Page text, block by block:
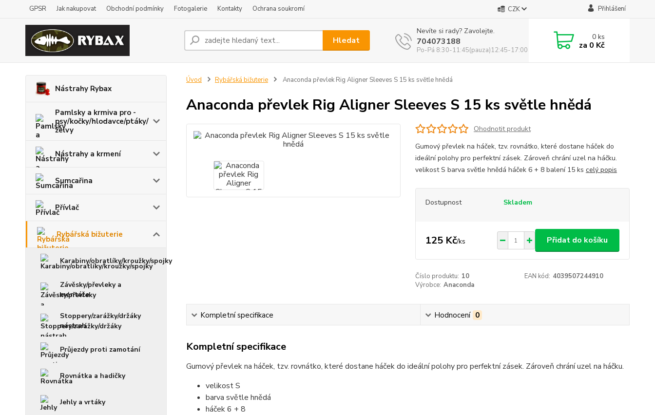
GPSR Jak nakupovat Obchodní podmínky Fotogalerie Kontakty Ochrana soukromí CZK Přihlášení
Hledat
Nevíte si rady? Zavolejte.
704073188
Po-Pá 8:30-11:45(pauza)12:45-17:00
0ks
za 0 Kč
Nástrahy Rybax
Pamlsky a krmiva pro -
psy/kočky/hlodavce/ptáky/
želvy
Nástrahy a krmení
Sumcařina
Přívlač
Rybářská bižuterie
Karabiny/obratlíky/kroužky/spojky
Závěsky/převleky a
montáže
Stoppery/zarážky/držáky
nástrah
Průjezdy proti zamotání
Rovnátka a hadičky
Jehly a vrtáky
Úvod Rybářská bižuterie Anaconda převlek Rig Aligner Sleeves S 15 ks světle hnědá
Anaconda převlek Rig Aligner Sleeves S 15 ks světle hnědá
Ohodnotit produkt
Gumový převlek na háček, tzv. rovnátko, které dostane háček do
ideální polohy pro perfektní zásek. Zároveň chrání uzel na háčku.
velikost S barva světle hnědá háček 6 + 8 balení 15 ks celý popis
Dostupnost Skladem
125 Kč/ks Přidat do košíku
Číslo produktu: 10 EAN kód: 4039507244910
Výrobce: Anaconda
Kompletní specifikace Hodnocení 0
Kompletní specifikace
Gumový převlek na háček, tzv. rovnátko, které dostane háček do ideální polohy pro perfektní zásek. Zároveň chrání uzel na háčku.
velikost S
barva světle hnědá
háček 6 + 8